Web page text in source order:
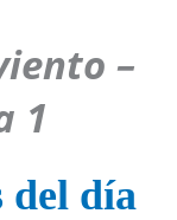
–
1
del día